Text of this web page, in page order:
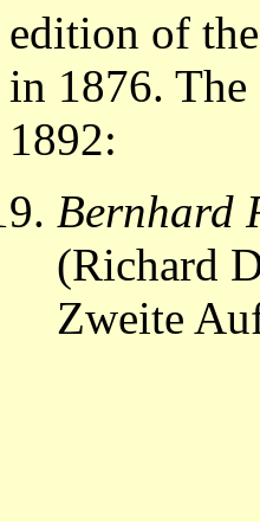
edition of the
in 1876.
1892:
Bernhard
(Richard
Zweite